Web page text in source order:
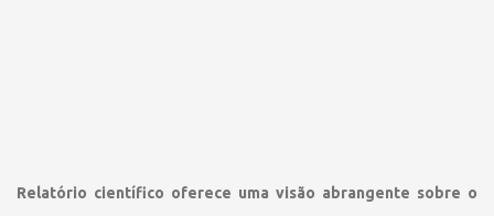
Relatório científico oferece uma visão abrangente sobre o